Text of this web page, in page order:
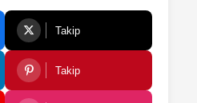
Takip
Takip